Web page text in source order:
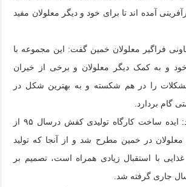
آمده اند تا برای خود و دیگر معلولان مفید
فراگیر معلولان خمین گفت: این مجموعه با
خود و به کمک دیگر معلولان و برخی از خیران
را در هم شکسته و به بهترین شکل در
گام بردارد.
محمدرضا خلج افزود: ایده ساخت کارگاه تولیدی کفش درسال ۹۵ از
در خمین مطرح شد و از آنجا که تولید
با استقبال زیادی همراه است، تصمیم بر
جاری گرفته شد.